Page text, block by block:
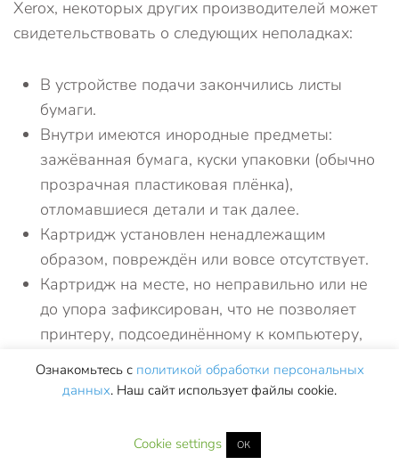
Xerox, некоторых других производителей может
свидетельствовать о следующих неполадках:
В устройстве подачи закончились листы
бумаги.
Внутри имеются инородные предметы:
зажёванная бумага, куски упаковки (обычно
прозрачная пластиковая плёнка),
отломавшиеся детали и так далее.
Картридж установлен ненадлежащим
образом, повреждён или вовсе отсутствует.
Картридж на месте, но неправильно или не
до упора зафиксирован, что не позволяет
принтеру, подсоединённому к компьютеру,
приступить к печати.
Сломался один или несколько датчиков,
подачи или протяжки бумаги, положения
Ознакомьтесь с политикой обработки персональных
данных. Наш сайт использует файлы cookie.
Cookie settings ОК